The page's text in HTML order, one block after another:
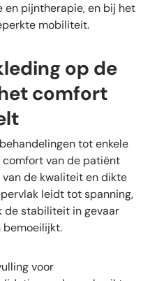
en pijntherapie, en bij het
mobiliteit.
op de
comfort
tot enkele
van de patiënt
de kwaliteit en dikte
leidt tot spanning,
de stabiliteit in gevaar
bemoeilijkt.
voor